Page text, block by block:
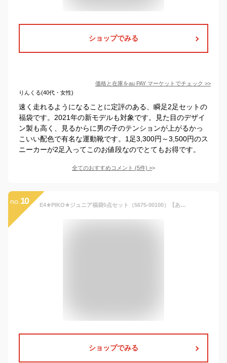
ショップでみる
価格と在庫をau PAY マーケット でチェック >>
りんくる(40代・女性)
速く走れるようになることに定評のある、瞬足2足セットの
福袋です。2021年の新モデルも対象です。見た目のデザイ
ン製も高く、見るからに男の子のテンションが上がるかっ
こいい配色で有名な運動靴です。1足3,300円～3,500円のス
ニーカーが2足入ってこのお値段なのでとてもお得です。
全てのおすすめコメント (5件) >
no. 10 E4★PIKO★ジュニア福袋5点セット（5675-00100）【あす楽対応】【楽ギフ_包装】【F2】【スポーツ用品 スポーツブランド 子ども服 子供服 キッズ キッズ 冬服 冬物】
ショップでみる